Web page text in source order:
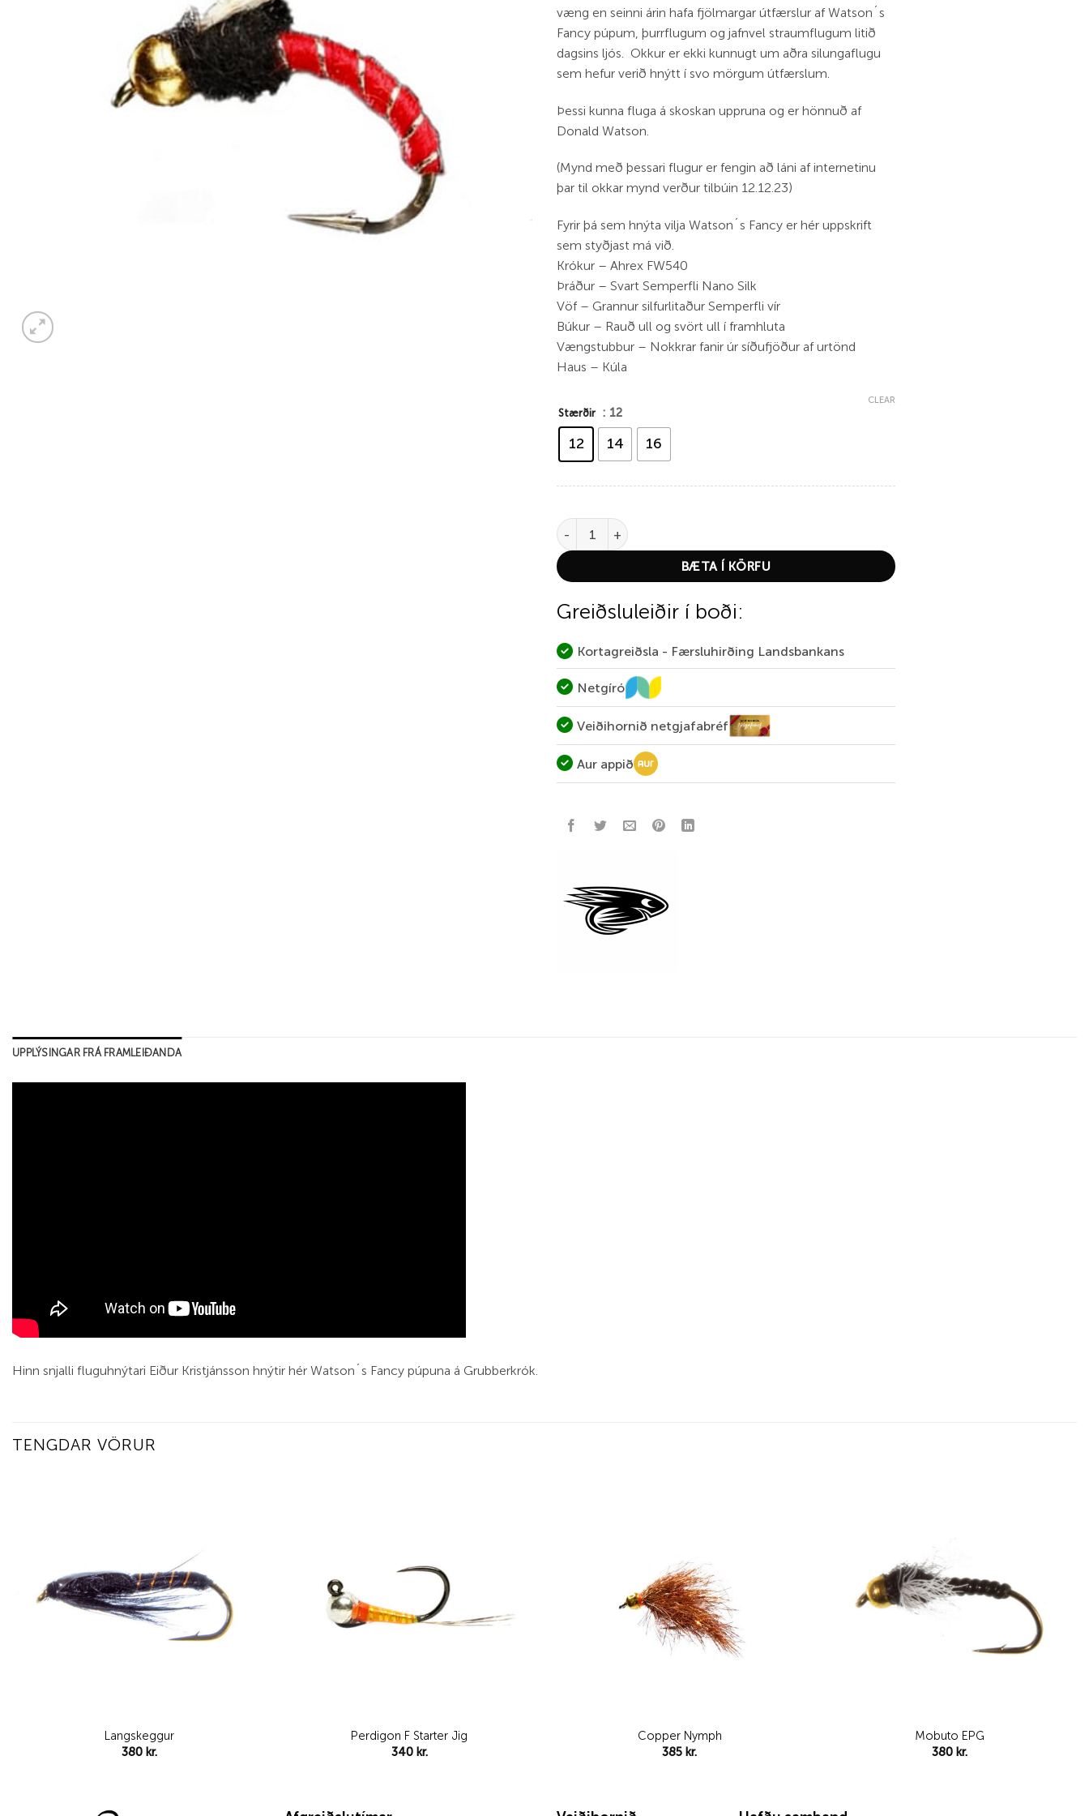
væng en seinni árin hafa fjölmargar útfærslur af Watson´s
Fancy púpum, þurrflugum og jafnvel straumflugum litið
dagsins ljós. Okkur er ekki kunnugt um aðra silungaflugu
sem hefur verið hnýtt í svo mörgum útfærslum.
Þessi kunna fluga á skoskan uppruna og er hönnuð af
Donald Watson.
(Mynd með þessari flugur er fengin að láni af internetinu
þar til okkar mynd verður tilbúin 12.12.23)
Fyrir þá sem hnýta vilja Watson´s Fancy er hér uppskrift
sem styðjast má við.
Krókur – Ahrex FW540
Þráður – Svart Semperfli Nano Silk
Vöf – Grannur silfurlitaður Semperfli vír
Búkur – Rauð ull og svört ull í framhluta
Vængstubbur – Nokkrar fanir úr síðufjöður af urtönd
Haus – Kúla
Stærðir : 12
12 14 16
CLEAR
BH Watsons Fancy quantity
BÆTA Í KÖRFU
Greiðsluleiðir í boði:
Kortagreiðsla - Færsluhirðing Landsbankans
Netgíró
Veiðihornið netgjafabréf
Aur appið
UPPLÝSINGAR FRÁ FRAMLEIÐANDA
Hinn snjalli fluguhnýtari Eiður Kristjánsson hnýtir hér Watson´s Fancy púpuna á Grubberkrók.
TENGDAR VÖRUR
Langskeggur
380 kr.
Perdigon F Starter Jig
340 kr.
Copper Nymph
385 kr.
Mobuto EPG
380 kr.